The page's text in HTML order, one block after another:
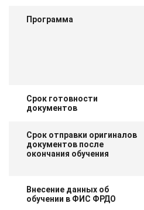
Программа
Срок готовности
документов
Срок отправки оригиналов
документов после
окончания обучения
Внесение данных об
обучении в ФИС ФРДО